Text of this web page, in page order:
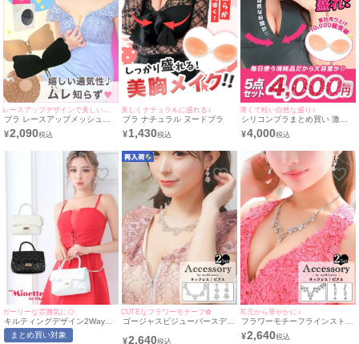
ブラ レースアップメッシュヌ
ードブラ (A/B/C/D)
¥2,090
美しくナチュラルに盛れる♪
ブラ ナチュラル ヌードブラ
¥1,430
薄くて軽い自然な盛り♪
シリコンブラまとめ買い 激安
ヌードブラ5点で4000円(税込)
[myMinette/マイミネット]
¥4,000
ガーリーな雰囲気に◎
キルティングデザイン2Wayプ
チプラミニバッグ[myMinette/
マイミネット]
まとめ買い対象
CUTEなフラワーモチーフ✿
ゴージャスビジューバースデー
スデーネックレス＋バースデー
¥2,640
耳元から華やかに♪
フラワーモチーフラインストー
ンバースデーアクセサリー2点
セット [バースデーネックレス
¥2,640